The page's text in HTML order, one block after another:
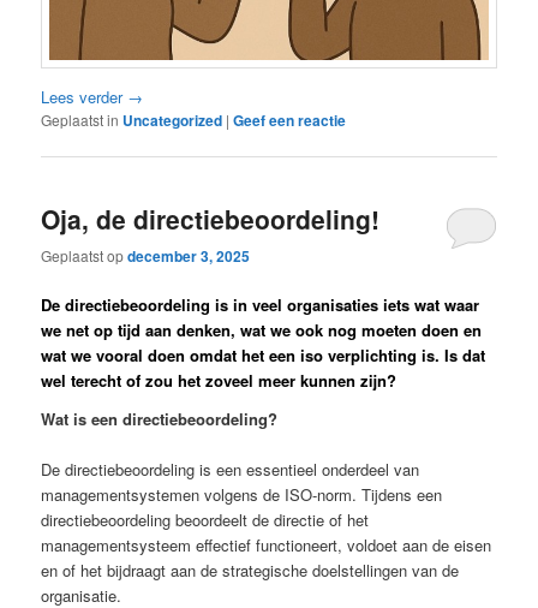
Lees verder →
Geplaatst in Uncategorized |Geef een reactie
Oja, de directiebeoordeling!
Geplaatst opdecember 3, 2025
De directiebeoordeling is in veel organisaties iets wat waar
we net op tijd aan denken, wat we ook nog moeten doen en
wat we vooral doen omdat het een iso verplichting is. Is dat
wel terecht of zou het zoveel meer kunnen zijn?
Wat is een directiebeoordeling?
De directiebeoordeling is een essentieel onderdeel van
managementsystemen volgens de ISO-norm. Tijdens een
directiebeoordeling beoordeelt de directie of het
managementsysteem effectief functioneert, voldoet aan de eisen
en of het bijdraagt aan de strategische doelstellingen van de
organisatie.